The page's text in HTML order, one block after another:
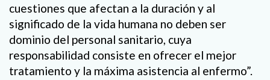
cuestiones que afectan a la duración y al
significado de la vida humana no deben ser
dominio del personal sanitario, cuya
responsabilidad consiste en ofrecer el mejor
tratamiento y la máxima asistencia al enfermo”.